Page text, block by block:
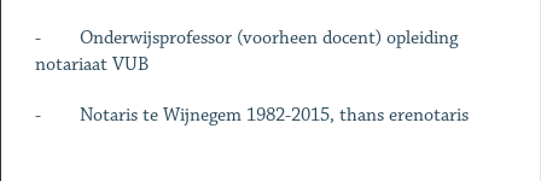
- Onderwijsprofessor (voorheen docent) opleiding
notariaat VUB
- Notaris te Wijnegem 1982-2015, thans erenotaris